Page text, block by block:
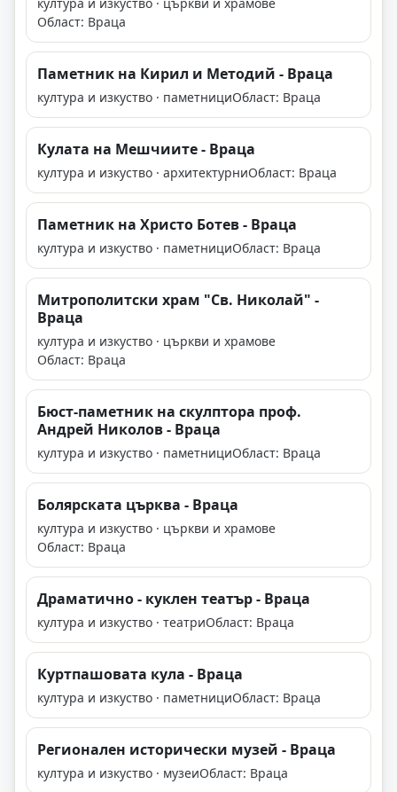
Област: Враца
Паметник на Кирил и Методий - Враца
култура и изкуство · паметнициОбласт: Враца
Кулата на Мешчиите - Враца
култура и изкуство · архитектурниОбласт: Враца
Паметник на Христо Ботев - Враца
култура и изкуство · паметнициОбласт: Враца
Митрополитски храм "Св. Николай" -
Враца
култура и изкуство · църкви и храмове
Област: Враца
Бюст-паметник на скулптора проф.
Андрей Николов - Враца
култура и изкуство · паметнициОбласт: Враца
Болярската църква - Враца
култура и изкуство · църкви и храмове
Област: Враца
Драматично - куклен театър - Враца
култура и изкуство · театриОбласт: Враца
Куртпашовата кула - Враца
култура и изкуство · паметнициОбласт: Враца
Регионален исторически музей - Враца
култура и изкуство · музеиОбласт: Враца